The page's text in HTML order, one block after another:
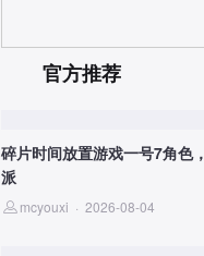
官方推荐
碎片时间放置游戏一号7角色
派
mcyouxi · 2026-08-04